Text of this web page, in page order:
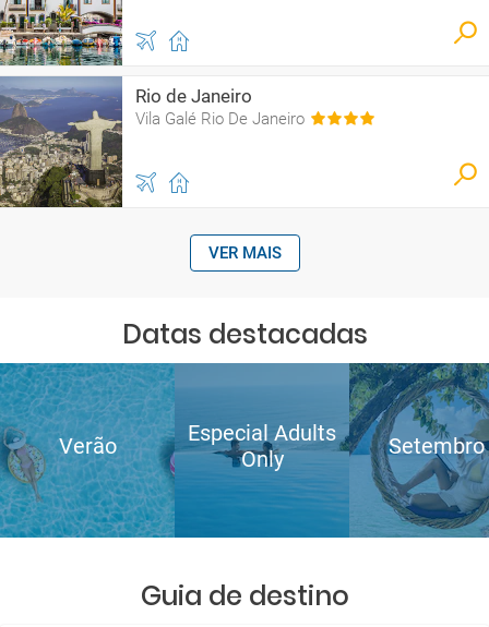
Rio de Janeiro
Vila Galé Rio De Janeiro
VER MAIS
Datas destacadas
Verão
Especial Adults
Only
Setembro
Guia de destino